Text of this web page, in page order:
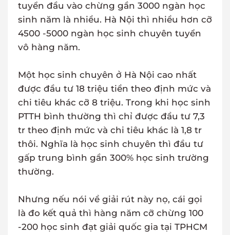
tuyển đầu vào chừng gần 3000 ngàn học
sinh năm là nhiều. Hà Nội thì nhiều hơn cỡ
4500 -5000 ngàn học sinh chuyên tuyển
vô hàng năm.
Một học sinh chuyên ở Hà Nội cao nhất
được đầu tư 18 triệu tiền theo định mức và
chi tiêu khác cỡ 8 triệu. Trong khi học sinh
PTTH bình thường thì chỉ được đầu tư 7,3
tr theo định mức và chi tiêu khác là 1,8 tr
thôi. Nghĩa là học sinh chuyên thì đầu tư
gấp trung bình gần 300% học sinh trường
thường.
Nhưng nếu nói về giải rút này nọ, cái gọi
là đo kết quả thì hàng năm cỡ chừng 100
-200 học sinh đạt giải quốc gia tại TPHCM